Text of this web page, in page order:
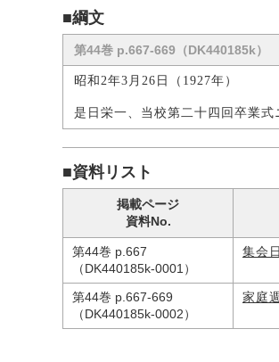
■綱文
第44巻 p.667-669（DK440185k）
昭和2年3月26日（1927年）
是日栄一、当校第二十四回卒業
■資料リスト
掲載ページ
資料No.
第44巻 p.667
（DK440185k-0001）
集会
第44巻 p.667-669
（DK440185k-0002）
家庭